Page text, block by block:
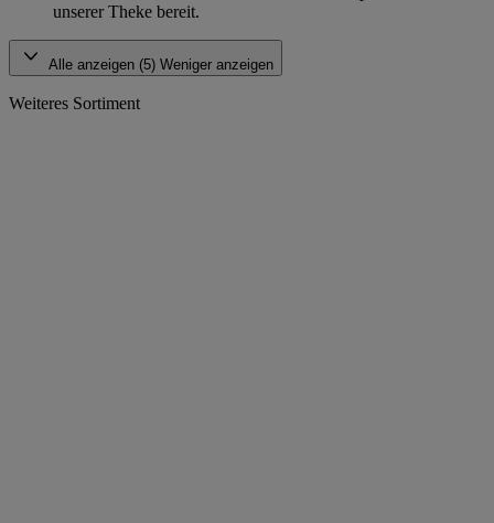
unserer Theke bereit.
Alle anzeigen (5) Weniger anzeigen
Weiteres Sortiment